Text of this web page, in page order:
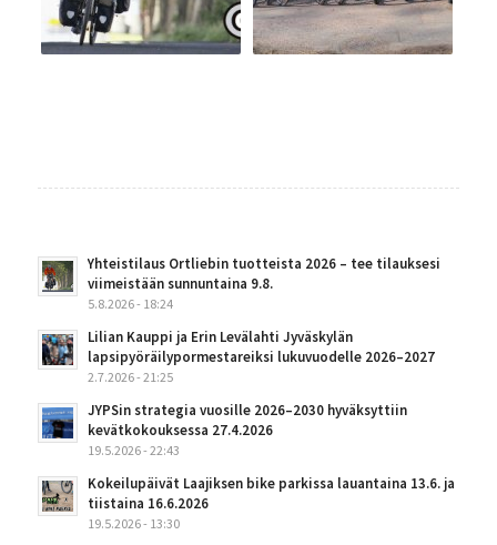
Yhteistilaus Ortliebin tuotteista 2026 – tee tilauksesi
viimeistään sunnuntaina 9.8.
5.8.2026 - 18:24
Lilian Kauppi ja Erin Levälahti Jyväskylän
lapsipyöräilypormestareiksi lukuvuodelle 2026–2027
2.7.2026 - 21:25
JYPSin strategia vuosille 2026–2030 hyväksyttiin
kevätkokouksessa 27.4.2026
19.5.2026 - 22:43
Kokeilupäivät Laajiksen bike parkissa lauantaina 13.6. ja
tiistaina 16.6.2026
19.5.2026 - 13:30